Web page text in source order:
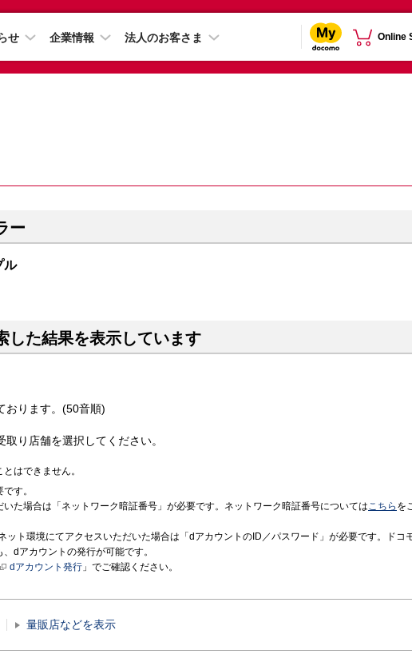
せ 企業情報 法人のお客さま Online
ー
ル
した結果を表示しています
おります。(50音順)
り店舗を選択してください。
はできません。
す。
いた場合は「ネットワーク暗証番号」が必要です。ネットワーク暗証番号についてはこちら を
ット環境にてアクセスいただいた場合は「dアカウントのID／パスワード」が必要です。ドコ
dアカウントの発行が可能です。
dアカウント発行 」でご確認ください。
量販店などを表示